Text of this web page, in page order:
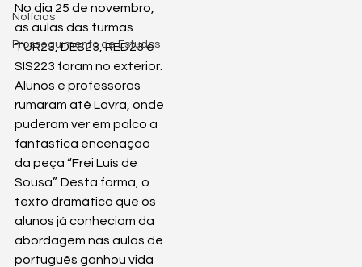
Notícias
Prosseguimento de Estudos
No dia 25 de novembro,
as aulas das turmas
TUR23, DES23, RED23 e
SIS223 foram no exterior.
Alunos e professoras
rumaram até Lavra, onde
puderam ver em palco a
fantástica encenação
da peça “Frei Luís de
Sousa”. Desta forma, o
texto dramático que os
alunos já conheciam da
abordagem nas aulas de
português ganhou vida